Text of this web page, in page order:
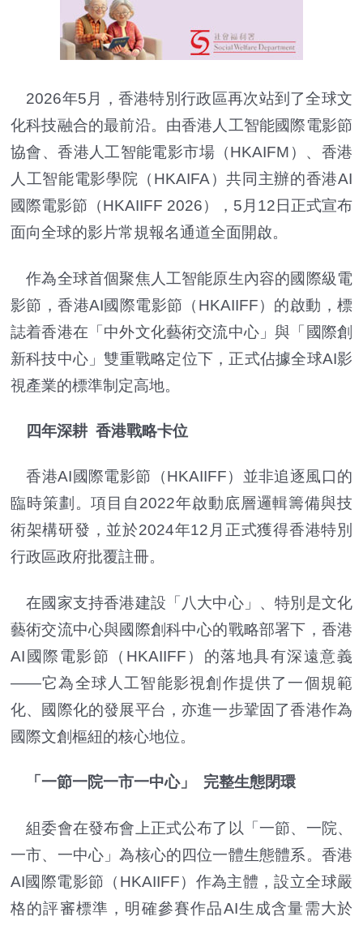
2026年5月，香港特別行政區再次站到了全球文
化科技融合的最前沿。由香港人工智能國際電影節
協會、香港人工智能電影市場（HKAIFM）、香港
人工智能電影學院（HKAIFA）共同主辦的香港AI
國際電影節（HKAIIFF 2026），5月12日正式宣布
面向全球的影片常規報名通道全面開啟。
作為全球首個聚焦人工智能原生內容的國際級電
影節，香港AI國際電影節（HKAIIFF）的啟動，標
誌着香港在「中外文化藝術交流中心」與「國際創
新科技中心」雙重戰略定位下，正式佔據全球AI影
視產業的標準制定高地。
四年深耕 香港戰略卡位
香港AI國際電影節（HKAIIFF）並非追逐風口的
臨時策劃。項目自2022年啟動底層邏輯籌備與技
術架構研發，並於2024年12月正式獲得香港特別
行政區政府批覆註冊。
在國家支持香港建設「八大中心」、特別是文化
藝術交流中心與國際創科中心的戰略部署下，香港
AI國際電影節（HKAIIFF）的落地具有深遠意義
——它為全球人工智能影視創作提供了一個規範
化、國際化的發展平台，亦進一步鞏固了香港作為
國際文創樞紐的核心地位。
「一節一院一市一中心」 完整生態閉環
組委會在發布會上正式公布了以「一節、一院、
一市、一中心」為核心的四位一體生態體系。香港
AI國際電影節（HKAIIFF）作為主體，設立全球嚴
格的評審標準，明確參賽作品AI生成含量需大於